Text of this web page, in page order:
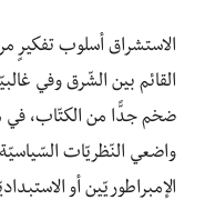
الاستشراق أسلوب تفكيرٍ
القائم بين الشّرق وفي
ضخم جدًّا من الكتّاب، في
واضعي النّظريّات
الإمبراطوريّين أو